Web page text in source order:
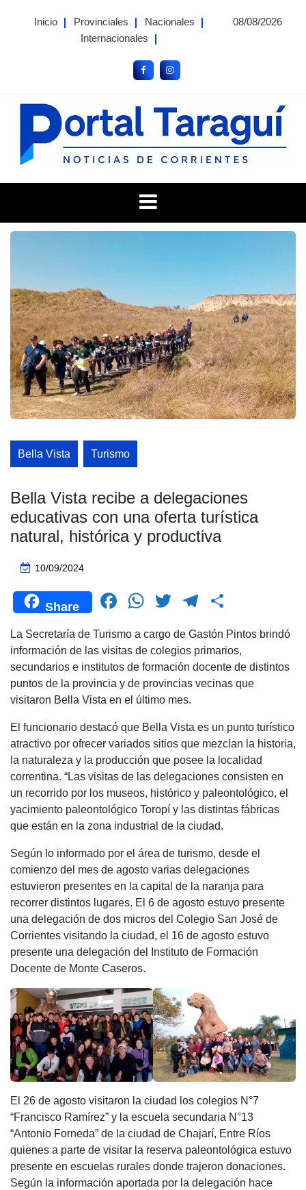
Inicio Provinciales
Nacionales
Internacionales
08/08/2026
Portal Taragui
Bella Vista Turismo
Bella Vista recibe a delegaciones
educativas con una oferta turística
natural, histórica y productiva
10/09/2024
Share
F
c
e
b
o
o
k
W
at
s
A
p
p
T
tt
er
T
el
e
gr
a
m
p
ar
La Secretaría de Turismo a cargo de Gastón Pintos brindó
información de las visitas de colegios primarios,
secundarios e institutos de formación docente de distintos
puntos de la provincia y de provincias vecinas que
visitaron Bella Vista en el último mes.
El funcionario destacó que Bella Vista es un punto turístico
atractivo por ofrecer variados sitios que mezclan la historia,
la naturaleza y la producción que posee la localidad
correntina. “Las visitas de las delegaciones consisten en
un recorrido por los museos, histórico y paleontológico, el
yacimiento paleontológico Toropí y las distintas fábricas
que están en la zona industrial de la ciudad.
Según lo informado por el área de turismo, desde el
comienzo del mes de agosto varias delegaciones
estuvieron presentes en la capital de la naranja para
recorrer distintos lugares. El 6 de agosto estuvo presente
una delegación de dos micros del Colegio San José de
Corrientes visitando la ciudad, el 16 de agosto estuvo
presente una delegación del Instituto de Formación
Docente de Monte Caseros.
El 26 de agosto visitaron la ciudad los colegios N°7
“Francisco Ramírez” y la escuela secundaria N°13
“Antonio Forneda” de la ciudad de Chajarí, Entre Ríos
quienes a parte de visitar la reserva paleontológica estuvo
presente en escuelas rurales donde trajeron donaciones.
Según la información aportada por la delegación hace